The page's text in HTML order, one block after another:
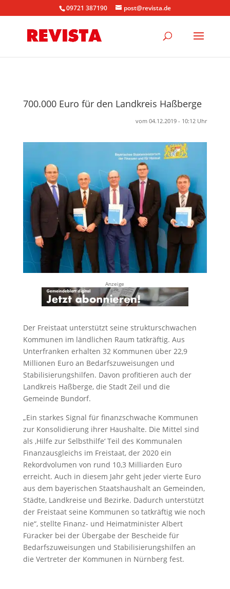
09721 387190 post@revista.de
700.000 Euro für den Landkreis Haßberge
vom 04.12.2019 - 10:12 Uhr
Anzeige
Der Freistaat unterstützt seine strukturschwachen
Kommunen im ländlichen Raum tatkräftig. Aus
Unterfranken erhalten 32 Kommunen über 22,9
Millionen Euro an Bedarfszuweisungen und
Stabilisierungshilfen. Davon profitieren auch der
Landkreis Haßberge, die Stadt Zeil und die
Gemeinde Bundorf.
„Ein starkes Signal für finanzschwache Kommunen
zur Konsolidierung ihrer Haushalte. Die Mittel sind
als ‚Hilfe zur Selbsthilfe‘ Teil des Kommunalen
Finanzausgleichs im Freistaat, der 2020 ein
Rekordvolumen von rund 10,3 Milliarden Euro
erreicht. Auch in diesem Jahr geht jeder vierte Euro
aus dem bayerischen Staatshaushalt an Gemeinden,
Städte, Landkreise und Bezirke. Dadurch unterstützt
der Freistaat seine Kommunen so tatkräftig wie noch
nie“, stellte Finanz- und Heimatminister Albert
Füracker bei der Übergabe der Bescheide für
Bedarfszuweisungen und Stabilisierungshilfen an
die Vertreter der Kommunen in Nürnberg fest.